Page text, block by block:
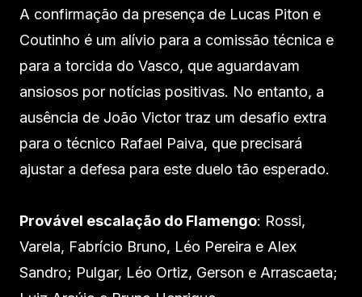
A confirmação da presença de Lucas Piton e
Coutinho é um alívio para a comissão técnica e
para a torcida do Vasco, que aguardavam
ansiosos por notícias positivas. No entanto, a
ausência de João Victor traz um desafio extra
para o técnico Rafael Paiva, que precisará
ajustar a defesa para este duelo tão esperado.
Provável escalação do Flamengo: Rossi,
Varela, Fabrício Bruno, Léo Pereira e Alex
Sandro; Pulgar, Léo Ortiz, Gerson e Arrascaeta;